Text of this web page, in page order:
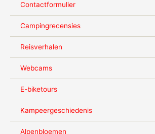
Contactformulier
Campingrecensies
Reisverhalen
Webcams
E-biketours
Kampeergeschiedenis
Alpenbloemen